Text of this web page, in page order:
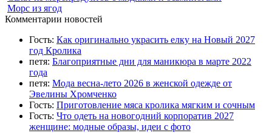
Морс из ягод
Комментарии новостей
Гость: Как оригинально украсить елку на Новый 2027
год Кролика
петя: Благоприятные дни для маникюра в марте 2022
года
петя: Мода весна-лето 2026 в женской одежде от
Эвелины Хромченко
Гость: Приготовление мяса кролика мягким и сочным
Гость: Что одеть на новогодний корпоратив 2027
женщине: модные образы, идеи с фото